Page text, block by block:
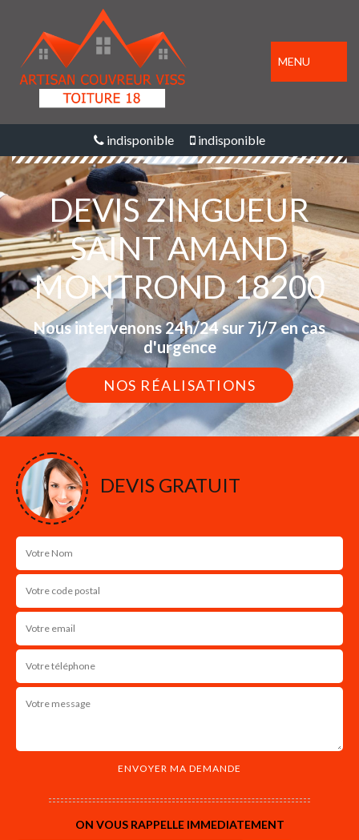
MENU
indisponible indisponible
DEVIS ZINGUEUR
SAINT AMAND
MONTROND 18200
Nous intervenons 24h/24 sur 7j/7 en cas
d'urgence
NOS RÉALISATIONS
DEVIS GRATUIT
ON VOUS RAPPELLE IMMEDIATEMENT